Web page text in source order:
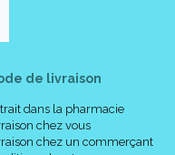
de livraison
dans la pharmacie
chez vous
chez un commerçant